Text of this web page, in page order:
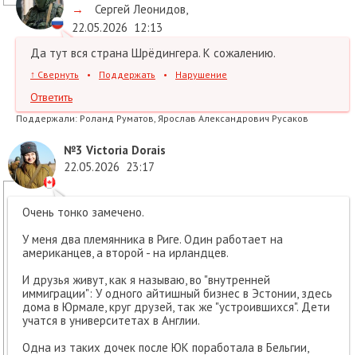
→
Сергей Леонидов
22.05.2026 12:13
Да тут вся страна Шрёдингера. К сожалению.
↑ Свернуть • Поддержать • Нарушение
Ответить
Поддержали: Роланд Руматов, Ярослав Александрович Русаков
№3 Victoria Dorais
22.05.2026 23:17
Очень тонко замечено.
У меня два племянника в Риге. Один работает на
американцев, а второй - на ирландцев.
И друзья живут, как я называю, во "внутренней
иммиграции": У одного айтишный бизнес в Эстонии, здесь
дома в Юрмале, круг друзей, так же "устроившихся". Дети
учатся в университетах в Англии.
Одна из таких дочек после ЮК поработала в Бельгии,